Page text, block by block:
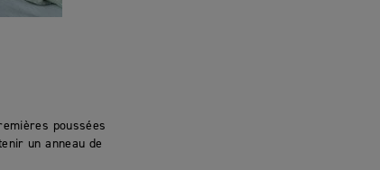
poussées
un anneau de